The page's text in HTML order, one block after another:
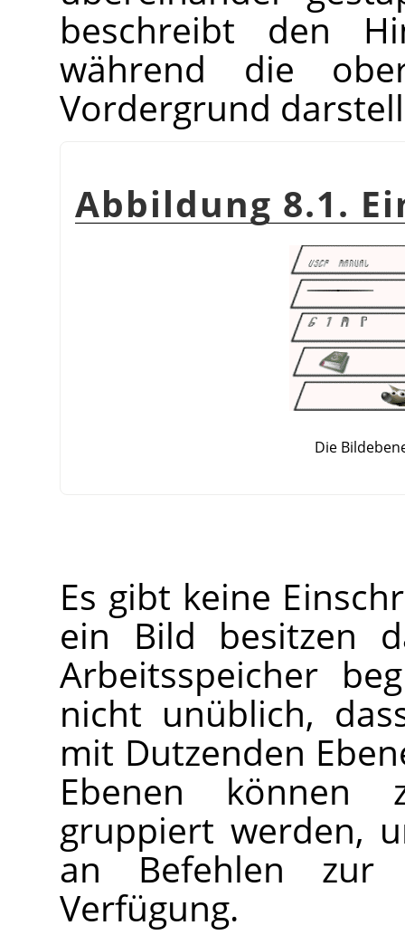
beschreibt den
während die
Vordergrund
Abbildung 8.1.
Die
Es gibt keine
ein Bild besitzen
Arbeitsspeicher
nicht unüblich,
mit Dutzenden
Ebenen können
gruppiert werden,
an Befehlen zur
Verfügung.